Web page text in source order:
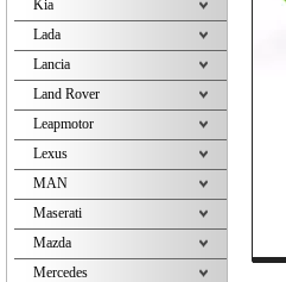
Kia
Lada
Lancia
Land Rover
Leapmotor
Lexus
MAN
Maserati
Mazda
Mercedes